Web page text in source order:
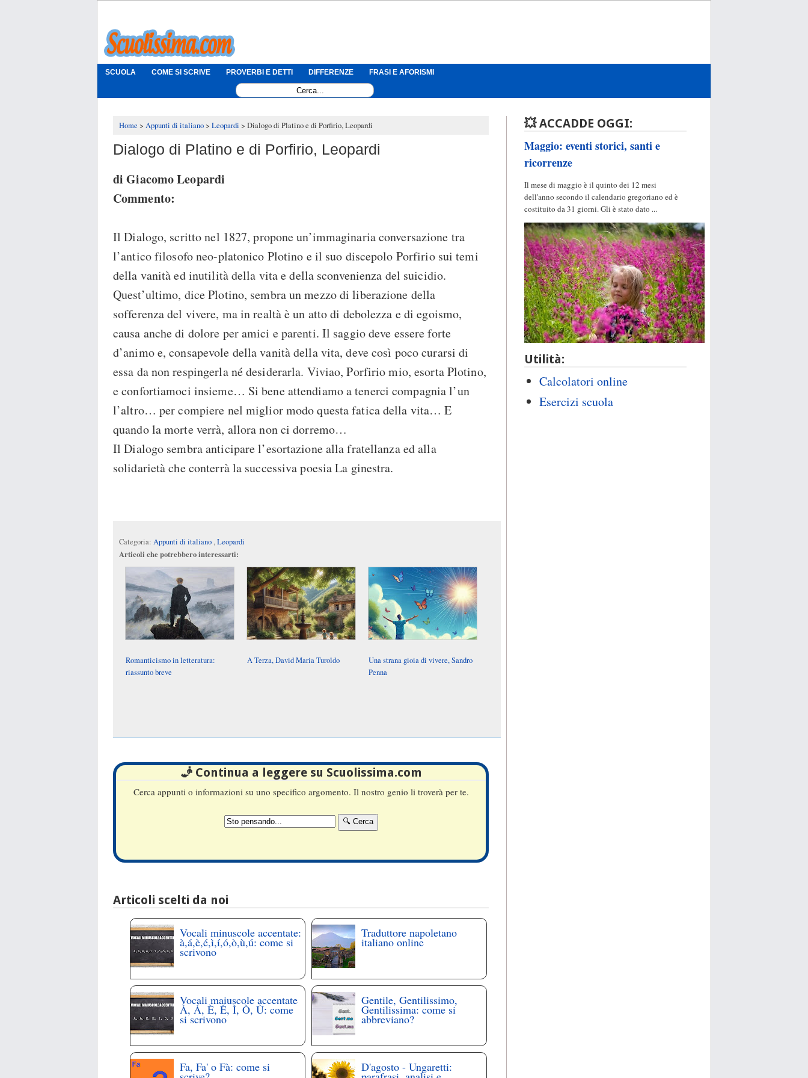
SCUOLA COME SI SCRIVE PROVERBI E DETTI DIFFERENZE FRASI E AFORISMI
Home Appunti di italiano Leopardi Dialogo di Platino e di Porfirio, Leopardi
Dialogo di Platino e di Porfirio, Leopardi
di Giacomo Leopardi
Commento:
Il Dialogo, scritto nel 1827, propone un’immaginaria conversazione tra
l’antico filosofo neo-platonico Plotino e il suo discepolo Porfirio sui temi
della vanità ed inutilità della vita e della sconvenienza del suicidio.
Quest’ultimo, dice Plotino, sembra un mezzo di liberazione della
sofferenza del vivere, ma in realtà è un atto di debolezza e di egoismo,
causa anche di dolore per amici e parenti. Il saggio deve essere forte
d’animo e, consapevole della vanità della vita, deve così poco curarsi di
essa da non respingerla né desiderarla. Viviao, Porfirio mio, esorta Plotino,
e confortiamoci insieme… Si bene attendiamo a tenerci compagnia l’un
l’altro… per compiere nel miglior modo questa fatica della vita… E
quando la morte verrà, allora non ci dorremo…
Il Dialogo sembra anticipare l’esortazione alla fratellanza ed alla
solidarietà che conterrà la successiva poesia La ginestra.
Categoria: Appunti di italiano,Leopardi
Articoli che potrebbero interessarti:
Romanticismo in letteratura:
riassunto breve
A Terza, David Maria Turoldo
Una strana gioia di vivere, Sandro
Penna
🧞 Continua a leggere su Scuolissima.com
Cerca appunti o informazioni su uno specifico argomento. Il nostro genio li troverà per te.
Articoli scelti da noi
Vocali minuscole accentate:
à,á,è,é,ì,í,ó,ò,ù,ú: come si
scrivono
Traduttore napoletano
italiano online
Vocali maiuscole accentate
À, Á, È, É, Ì, Ò, Ù: come
si scrivono
Gentile, Gentilissimo,
Gentilissima: come si
abbreviano?
Fa, Fa' o Fà: come si D'agosto - Ungaretti:
💥 ACCADDE OGGI:
Maggio: eventi storici, santi e
ricorrenze
Il mese di maggio è il quinto dei 12 mesi
dell'anno secondo il calendario gregoriano ed è
costituito da 31 giorni. Gli è stato dato ...
Utilità:
Calcolatori online
Esercizi scuola